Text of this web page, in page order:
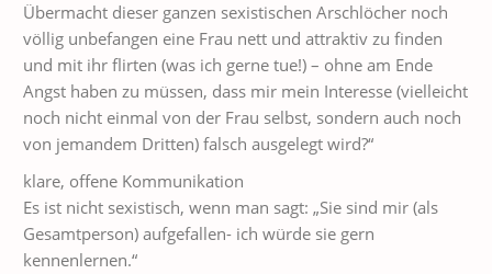
Übermacht dieser ganzen sexistischen Arschlöcher noch
völlig unbefangen eine Frau nett und attraktiv zu finden
und mit ihr flirten (was ich gerne tue!) – ohne am Ende
Angst haben zu müssen, dass mir mein Interesse (vielleicht
noch nicht einmal von der Frau selbst, sondern auch noch
von jemandem Dritten) falsch ausgelegt wird?“
klare, offene Kommunikation
Es ist nicht sexistisch, wenn man sagt: „Sie sind mir (als
Gesamtperson) aufgefallen- ich würde sie gern
kennenlernen.“